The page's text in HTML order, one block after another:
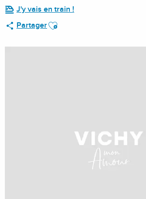
J'y vais en train !
PartagerAjouter aux favoris